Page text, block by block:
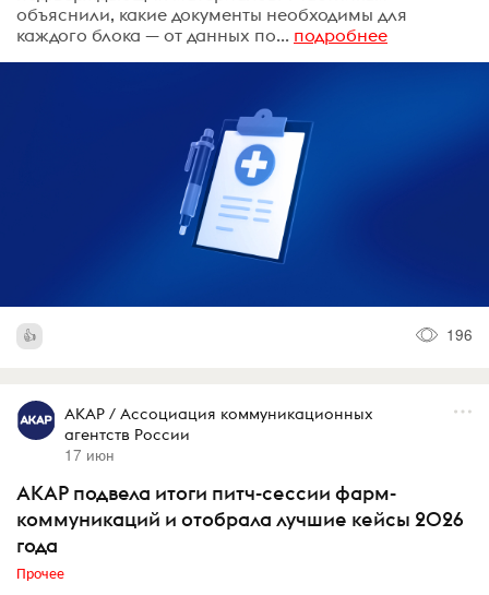
объяснили, какие документы необходимы для
каждого блока — от данных по... подробнее
196
АКАР / Ассоциация коммуникационных
агентств России
17 июн
АКАР подвела итоги питч-сессии фарм-
коммуникаций и отобрала лучшие кейсы 2026
года
Прочее